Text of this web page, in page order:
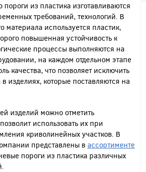
пороги из пластика изготавливаются
требований, технологий. В
материала используется пластик,
повышенная устойчивость к
процессы выполняются на
на каждом отдельном этапе
качества, что позволяет исключить
в изделиях, которые поставляются на
изделий можно отметить
использовать их при
криволинейных участков. В
представлены в ассортименте
пороги из пластика различных